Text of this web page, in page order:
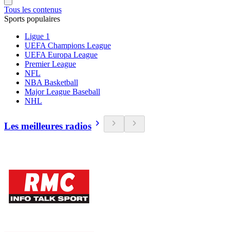
Tous les contenus
Sports populaires
Ligue 1
UEFA Champions League
UEFA Europa League
Premier League
NFL
NBA Basketball
Major League Baseball
NHL
Les meilleures radios